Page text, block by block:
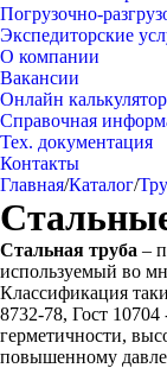
Погрузочно-
Экспедиторские
О компании
Вакансии
Онлайн калькулятор
Справочная
Тех. документация
Контакты
Главная/Каталог/
Стальная труба –
используемый во
Классификация
8732-78, Гост
герметичности,
повышенному